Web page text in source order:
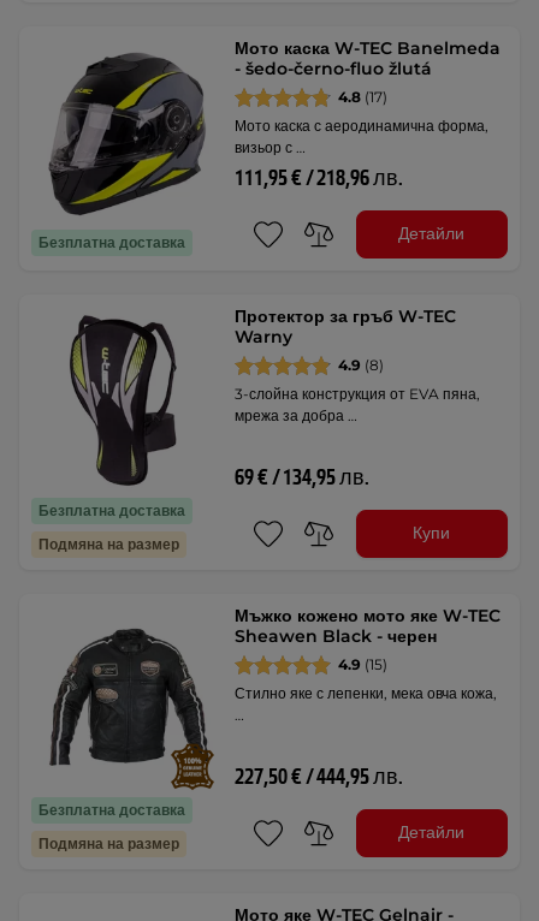
Безплатна доставка
Мото каска W-TEC Banelmeda
- šedo-černo-fluo žlutá
4.8 (17)
Мото каска с аеродинамична форма,
визьор с …
111,95 € / 218,96 лв.
Детайли
Безплатна доставка
Подмяна на размер
Протектор за гръб W-TEC
Warny
4.9 (8)
3-слойна конструкция от EVA пяна,
мрежа за добра …
69 € / 134,95 лв.
Купи
Безплатна доставка
Подмяна на размер
Мъжко кожено мото яке W-TEC
Sheawen Black - черен
4.9 (15)
Стилно яке с лепенки, мека овча кожа,
227,50 € / 444,95 лв.
Детайли
Мото яке W-TEC Gelnair -